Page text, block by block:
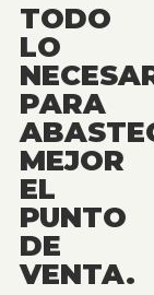
TODO
LO
PARA
MEJOR
EL
PUNTO
DE
VENTA.